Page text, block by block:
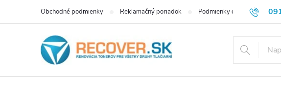
Obchodné podmienky Reklamačný poriadok Podmienky ochrany